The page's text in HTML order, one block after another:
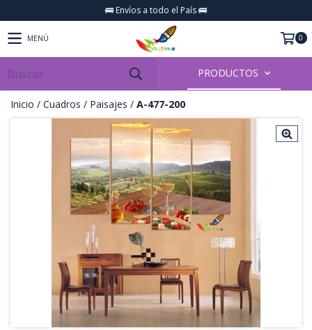
🚌 Envíos a todo el País 🚌
MENÚ 0
PRODUCTOS
Inicio / Cuadros / Paisajes / A-477-200